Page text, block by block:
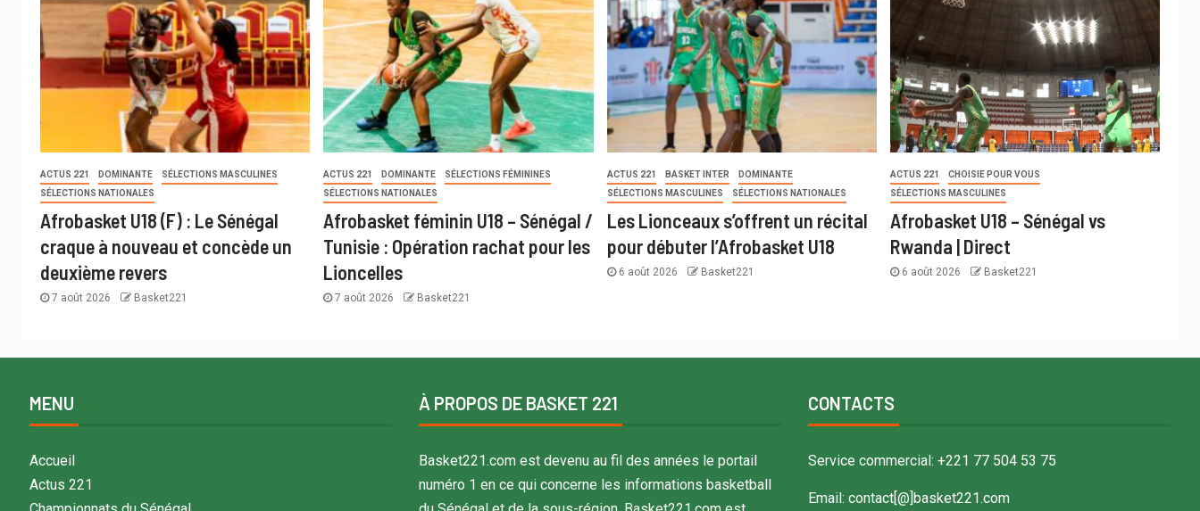
ACTUS 221 DOMINANTE
SÉLECTIONS MASCULINES
SÉLECTIONS NATIONALES
Afrobasket U18 (F) : Le Sénégal
craque à nouveau et concède un
deuxième revers
7 août 2026 Basket221
ACTUS 221 DOMINANTE
SÉLECTIONS FÉMININES
SÉLECTIONS NATIONALES
Afrobasket féminin U18 – Sénégal /
Tunisie : Opération rachat pour les
Lioncelles
7 août 2026 Basket221
ACTUS 221 BASKET INTER
DOMINANTE
SÉLECTIONS MASCULINES
SÉLECTIONS NATIONALES
Les Lionceaux s’offrent un récital
pour débuter l’Afrobasket U18
6 août 2026 Basket221
ACTUS 221
CHOISIE POUR VOUS
SÉLECTIONS MASCULINES
Afrobasket U18 – Sénégal vs
Rwanda | Direct
6 août 2026 Basket221
MENU
Accueil
Actus 221
À PROPOS DE BASKET 221
Basket221.com est devenu au fil des années le portail
numéro 1 en ce qui concerne les informations basketball
CONTACTS
Service commercial: +221 77 504 53 75
Email: contact[@]basket221.com